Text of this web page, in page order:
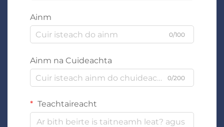
Ainm
0/100
Ainm na Cuideachta
0/200
Teachtaireacht